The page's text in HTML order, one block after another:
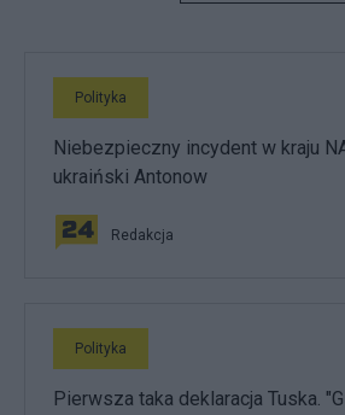
Polityka
Niebezpieczny incydent w kraju
ukraiński Antonow
Redakcja
Polityka
Pierwsza taka deklaracja Tuska.